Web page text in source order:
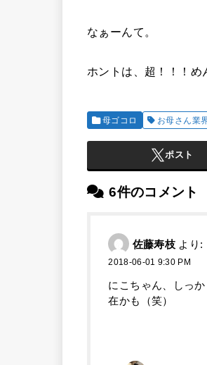
なぁーんて。
ホントは、超！！！め
母ゴコロ お母さん業
ポスト
6件のコメント
佐藤寿枝 より:
2018-06-01 9:30 PM
にこちゃん、しっ
在かも（笑）